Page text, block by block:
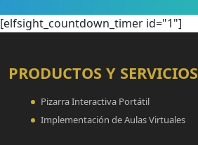
[elfsight_countdown_timer id="1"]
PRODUCTOS Y SERVICIOS
Pizarra Interactiva Portátil
Implementación de Aulas Virtuales